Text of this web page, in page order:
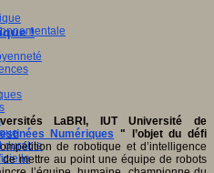
durable
!
LaBRI, IUT Université de
Numériques " l’objet du défi
de robotique et d’intelligence
mettre au point une équipe de robots